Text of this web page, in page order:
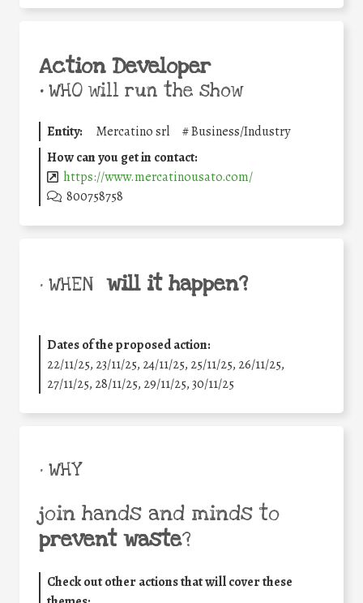
Action Developer
•WHO will run the show
Entity: Mercatino srl #Business/Industry
How can you get in contact:
https://www.mercatinousato.com/
800758758
• WHEN will it happen?
Dates of the proposed action:
22/11/25, 23/11/25, 24/11/25, 25/11/25, 26/11/25,
27/11/25, 28/11/25, 29/11/25,30/11/25
• WHY
join hands and minds to
prevent waste?
Check out other actions that will cover these